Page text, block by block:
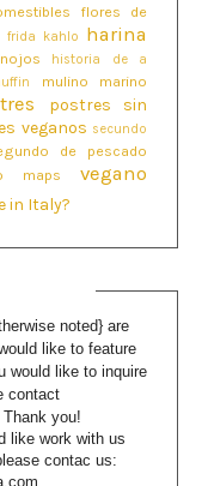
flores de
frida kahlo harina
historia de a
mulino marino
postres sin
veganos secundo
de pescado
maps
vegano
in Italy?
noted} are
like to feature
would like to inquire
contact
you!
like work with us
contac us: